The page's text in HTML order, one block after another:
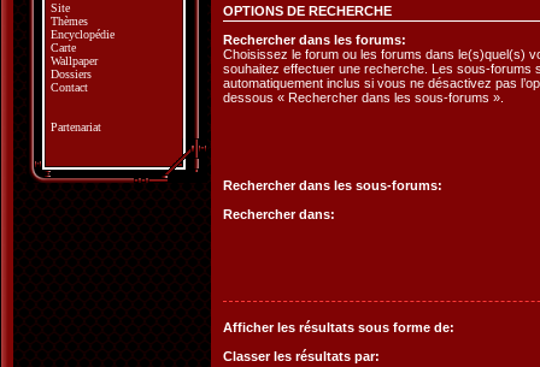
OPTIONS DE RECHERCHE
Rechercher dans les forums:
Choisissez le forum ou les forums dans le(s)quel(s)
souhaitez effectuer une recherche. Les sous-forums
automatiquement inclus si vous ne désactivez pas
dessous « Rechercher dans les sous-forums ».
Rechercher dans les sous-forums:
Rechercher dans:
Afficher les résultats sous forme de:
Classer les résultats par:
Site
Thèmes
Encyclopédie
Carte
Wallpaper
Dossiers
Contact
Partenariat